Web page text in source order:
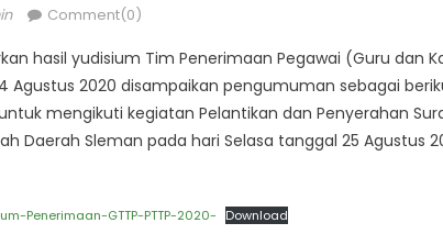
Comment(0)
hasil yudisium Tim Penerimaan Pegawai (Guru dan
Agustus 2020 disampaikan pengumuman sebagai
mengikuti kegiatan Pelantikan dan Penyerahan
Daerah Sleman pada hari Selasa tanggal 25 Agustus
Penerimaan-GTTP-PTTP-2020- Download